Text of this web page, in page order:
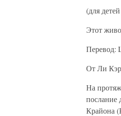
(для
Этот
Перевод:
От Ли
На
послание
Крайона